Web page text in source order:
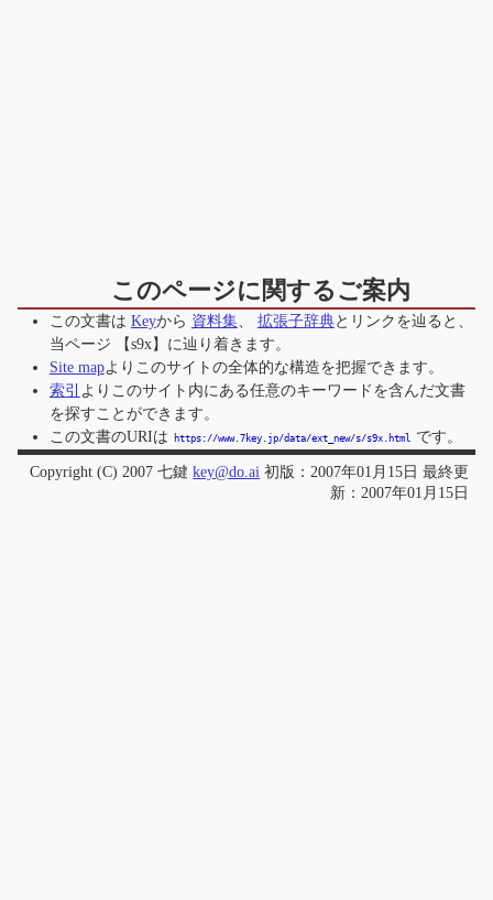
このページに関するご案内
この文書は Keyから 資料集、 拡張子辞典とリンクを辿ると、
当ページ
【s9x】 に辿り着きます。
Site mapよりこのサイトの全体的な構造を把握できます。
索引 よりこのサイト内にある任意のキーワードを含んだ文書
を探すことができます。
この文書のURIは
https://www.7key.jp/data/ext_new/s/s9x.html です。
Copyright (C) 2007 七鍵key@do.ai 初版：2007年01月15日 最終更
新：2007年01月15日